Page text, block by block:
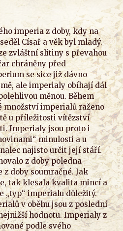
imperia z doby, kdy na
Císař a věk byl mladý.
zvláštní slitiny s převahou
chráněny před
se sice již dávno
ale imperialy obíhají dál
měnou. Během
množství imperialů raženo
u příležitosti vítězství
Imperialy jsou proto i
minulosti a u
najisto určit její stáří.
z doby poledna
doby soumračné. Jak
tak klesala kvalita mincí a
„typ“ imperialu důležitý.
v oběhu jsou z poslední
hodnotu. Imperialy z
podle svého